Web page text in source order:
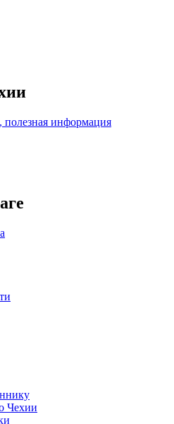
полезная информация
Чехии